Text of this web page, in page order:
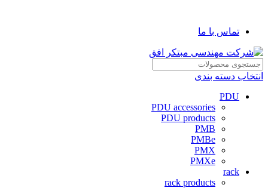
تماس با ما
انتخاب دسته بندی
PDU
PDU accessories
PDU products
PMB
PMBe
PMX
PMXe
rack
rack products